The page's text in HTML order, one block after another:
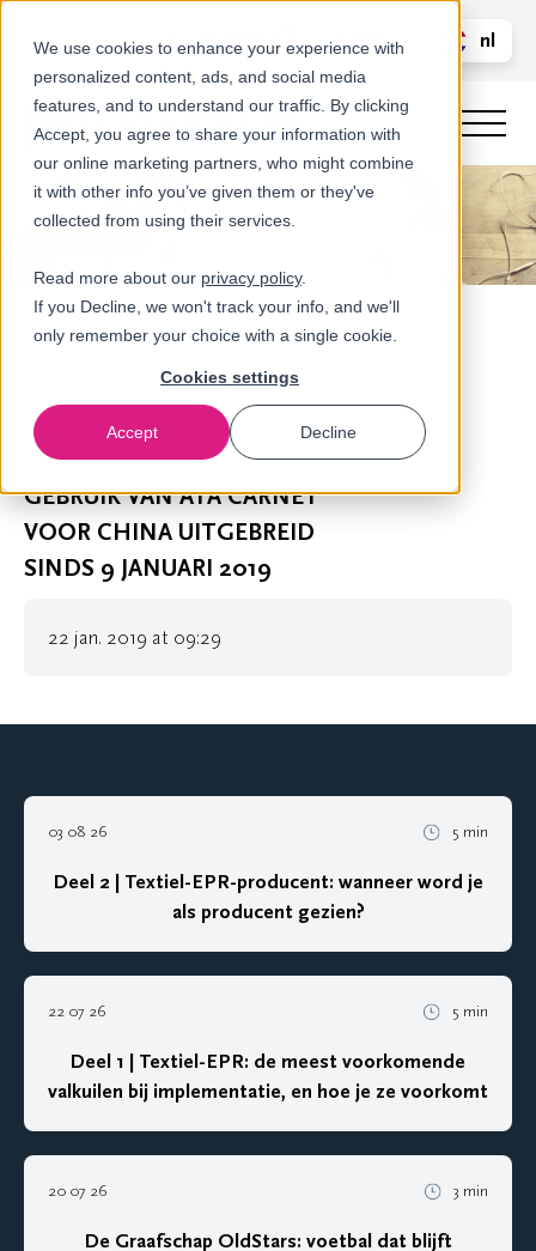
We use cookies to enhance your experience with
personalized content, ads, and social media
features, and to understand our traffic. By clicking
Accept, you agree to share your information with
our online marketing partners, who might combine
it with other info you’ve given them or they've
collected from using their services.
Read more about our privacy policy.
If you Decline, we won't track your info, and we'll
only remember your choice with a single cookie.
Cookies settings
Accept Decline
Bel ons LOGIN
nl
Nieuws
GEBRUIK VAN ATA CARNET
VOOR CHINA UITGEBREID
SINDS 9 JANUARI 2019
22 jan. 2019 at 09:29
03 08 26 5 min
Deel 2 | Textiel-EPR-producent: wanneer word je
als producent gezien?
22 07 26 5 min
Deel 1 | Textiel-EPR: de meest voorkomende
valkuilen bij implementatie, en hoe je ze voorkomt
20 07 26 3 min
De Graafschap OldStars: voetbal dat blijft